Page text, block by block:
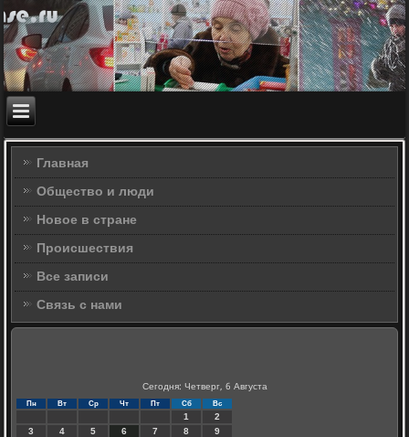
Главная
Общество и люди
Новое в стране
Происшествия
Все записи
Связь с нами
Сегодня: Четверг, 6 Августа
Пн Вт Ср Чт Пт Сб Вс
1
2
3
4 5 6 7 8
9